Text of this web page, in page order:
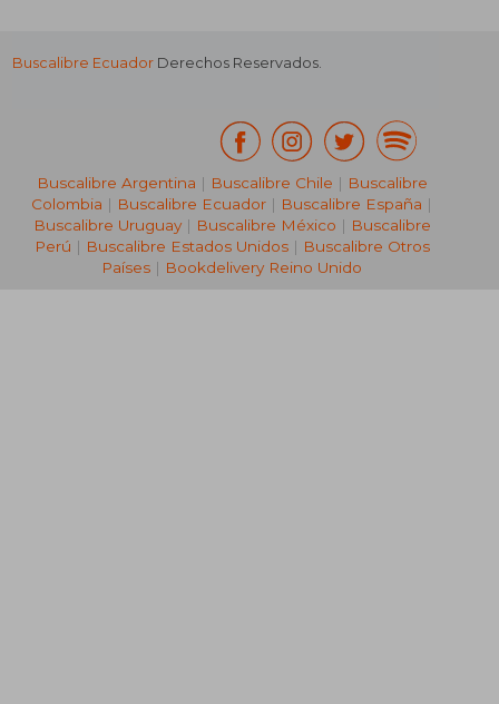
Buscalibre Ecuador Derechos Reservados.
Buscalibre Argentina | Buscalibre Chile | Buscalibre
Colombia | Buscalibre Ecuador | Buscalibre España |
Buscalibre Uruguay| Buscalibre México | Buscalibre
Perú | Buscalibre Estados Unidos| Buscalibre Otros
Países | Bookdelivery Reino Unido